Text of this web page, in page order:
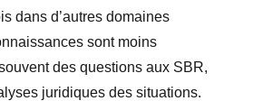
dans d’autres domaines
sont moins
des questions aux SBR,
juridiques des situations.